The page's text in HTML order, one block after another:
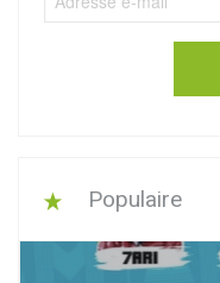
Populaire